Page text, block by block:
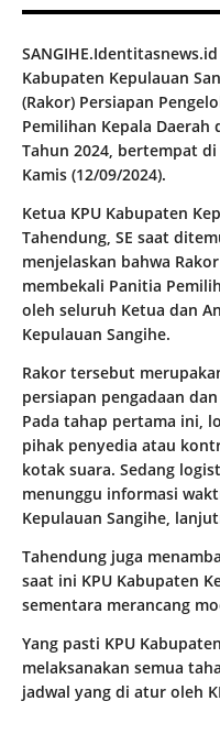
Kabupaten Kepulauan
(Rakor) Persiapan
Pemilihan Kepala Daerah
Tahun 2024, bertempat
Kamis (12/09/2024).
Ketua KPU Kabupaten
Tahendung, SE saat
menjelaskan bahwa
membekali Panitia
oleh seluruh Ketua dan
Kepulauan Sangihe.
Rakor tersebut
persiapan pengadaan
Pada tahap pertama ini,
pihak penyedia atau
kotak suara. Sedang
menunggu informasi
Kepulauan Sangihe,
Tahendung juga
saat ini KPU Kabupaten
sementara merancang
Yang pasti KPU
melaksanakan semua
jadwal yang di atur oleh